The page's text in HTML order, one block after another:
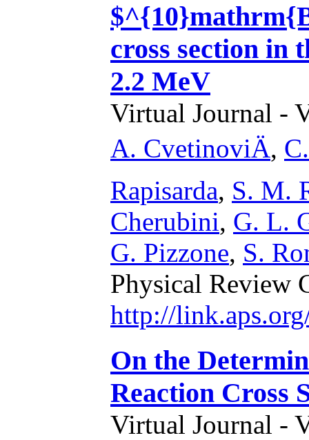
cross section in
2.2 MeV
Virtual Journal -
A. CvetinoviÄ,
Rapisarda, S. M.
Cherubini, G. L.
G. Pizzone, S.
Physical Review
http://
On the
Reaction Cross
Virtual Journal -